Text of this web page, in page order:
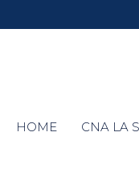
HOME CNA LA